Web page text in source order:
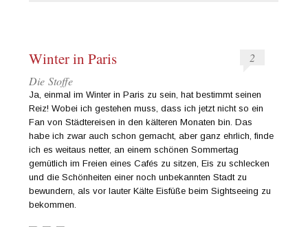
Winter in Paris
2
Die Stoffe
Ja, einmal im Winter in Paris zu sein, hat bestimmt seinen
Reiz! Wobei ich gestehen muss, dass ich jetzt nicht so ein
Fan von Städtereisen in den kälteren Monaten bin. Das
habe ich zwar auch schon gemacht, aber ganz ehrlich, finde
ich es weitaus netter, an einem schönen Sommertag
gemütlich im Freien eines Cafés zu sitzen, Eis zu schlecken
und die Schönheiten einer noch unbekannten Stadt zu
bewundern, als vor lauter Kälte Eisfüße beim Sightseeing zu
bekommen.